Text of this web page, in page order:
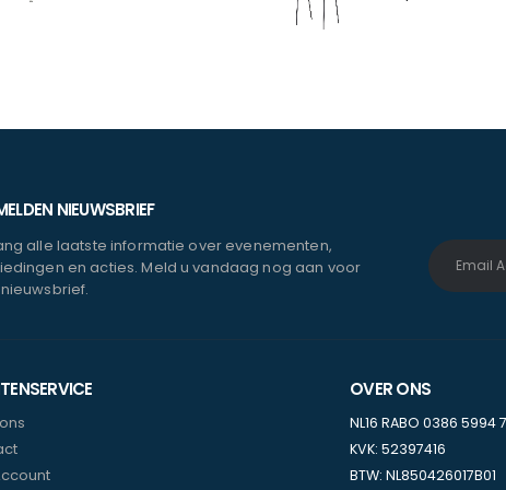
NIEUWSBRIEF
alle laatste informatie over evenementen,
en acties. Meld u vandaag nog aan voor
OVER ONS
NL16 RABO 0386 5994
KVK: 52397416
BTW: NL850426017B01